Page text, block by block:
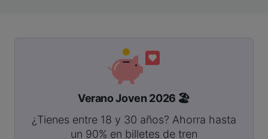
Verano Joven 2026 🏖️
¿Tienes entre 18 y 30 años? Ahorra hasta
un 90% en billetes de tren